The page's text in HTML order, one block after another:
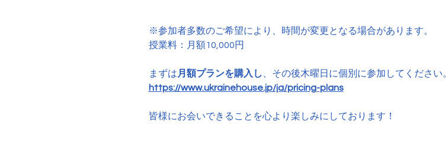
※参加者多数のご希望により、時間が変更となる場合があります。
授業料：月額10,000円
まずは月額プランを購入し 、その後木曜日に個別に参加してください。
https://www.ukrainehouse.jp/ja/pricing-plans
皆様にお会いできることを心より楽しみにしております！